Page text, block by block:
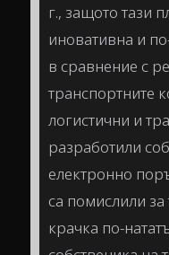
г., защото тази
иновативна и
в сравнение с
транспортните
логистични и
разработили
електронно
са помислили
крачка по-